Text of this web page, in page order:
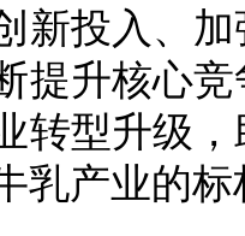
新投入、
提升核心
转型升级
乳产业的